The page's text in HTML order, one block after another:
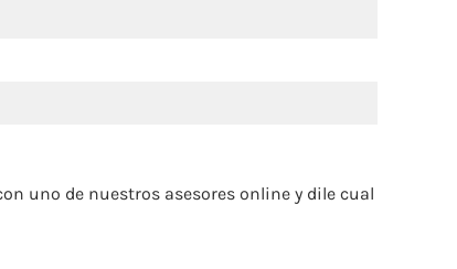
uno de nuestros asesores online y dile cual